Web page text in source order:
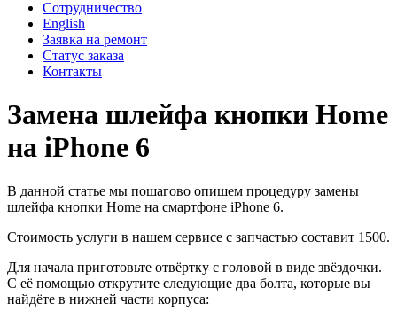
Сотрудничество
English
Заявка на ремонт
Статус заказа
Контакты
Замена шлейфа кнопки Home
на iPhone 6
В данной статье мы пошагово опишем процедуру замены
шлейфа кнопки Home на смартфоне iPhone 6.
Стоимость услуги в нашем сервисе с запчастью составит 1500.
Для начала приготовьте отвёртку с головой в виде звёздочки.
С её помощью открутите следующие два болта, которые вы
найдёте в нижней части корпуса: